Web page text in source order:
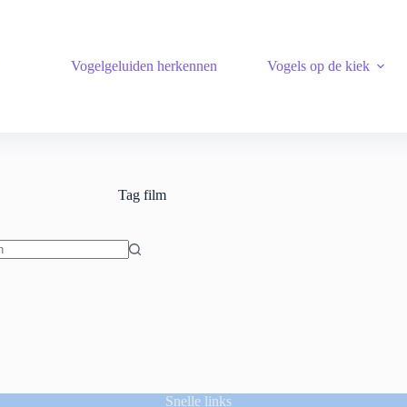
Vogelgeluiden herkennen Vogels op de kiek
Tag film
Snelle links